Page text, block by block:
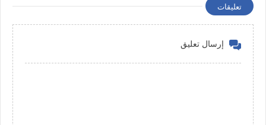
تعليقات
إرسال تعليق